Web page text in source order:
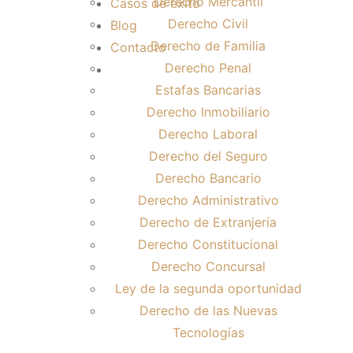
Derecho Civil
Derecho de Familia
Derecho Penal
Estafas Bancarias
Derecho Inmobiliario
Derecho Laboral
Derecho del Seguro
Derecho Bancario
Derecho Administrativo
Derecho de Extranjería
Derecho Constitucional
Derecho Concursal
Ley de la segunda oportunidad
Derecho de las Nuevas
Tecnologías
Casos de éxito
Blog
Contacto